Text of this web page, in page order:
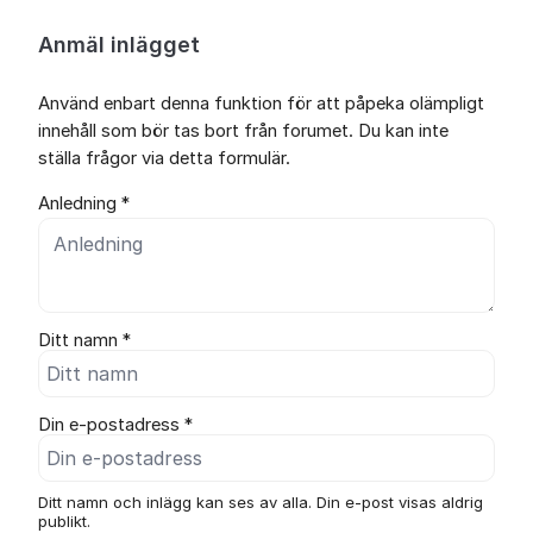
Anmäl inlägget
Använd enbart denna funktion för att påpeka olämpligt
innehåll som bör tas bort från forumet. Du kan inte
ställa frågor via detta formulär.
Anledning *
Ditt namn *
Din e-postadress *
Ditt namn och inlägg kan ses av alla. Din e-post visas aldrig
publikt.